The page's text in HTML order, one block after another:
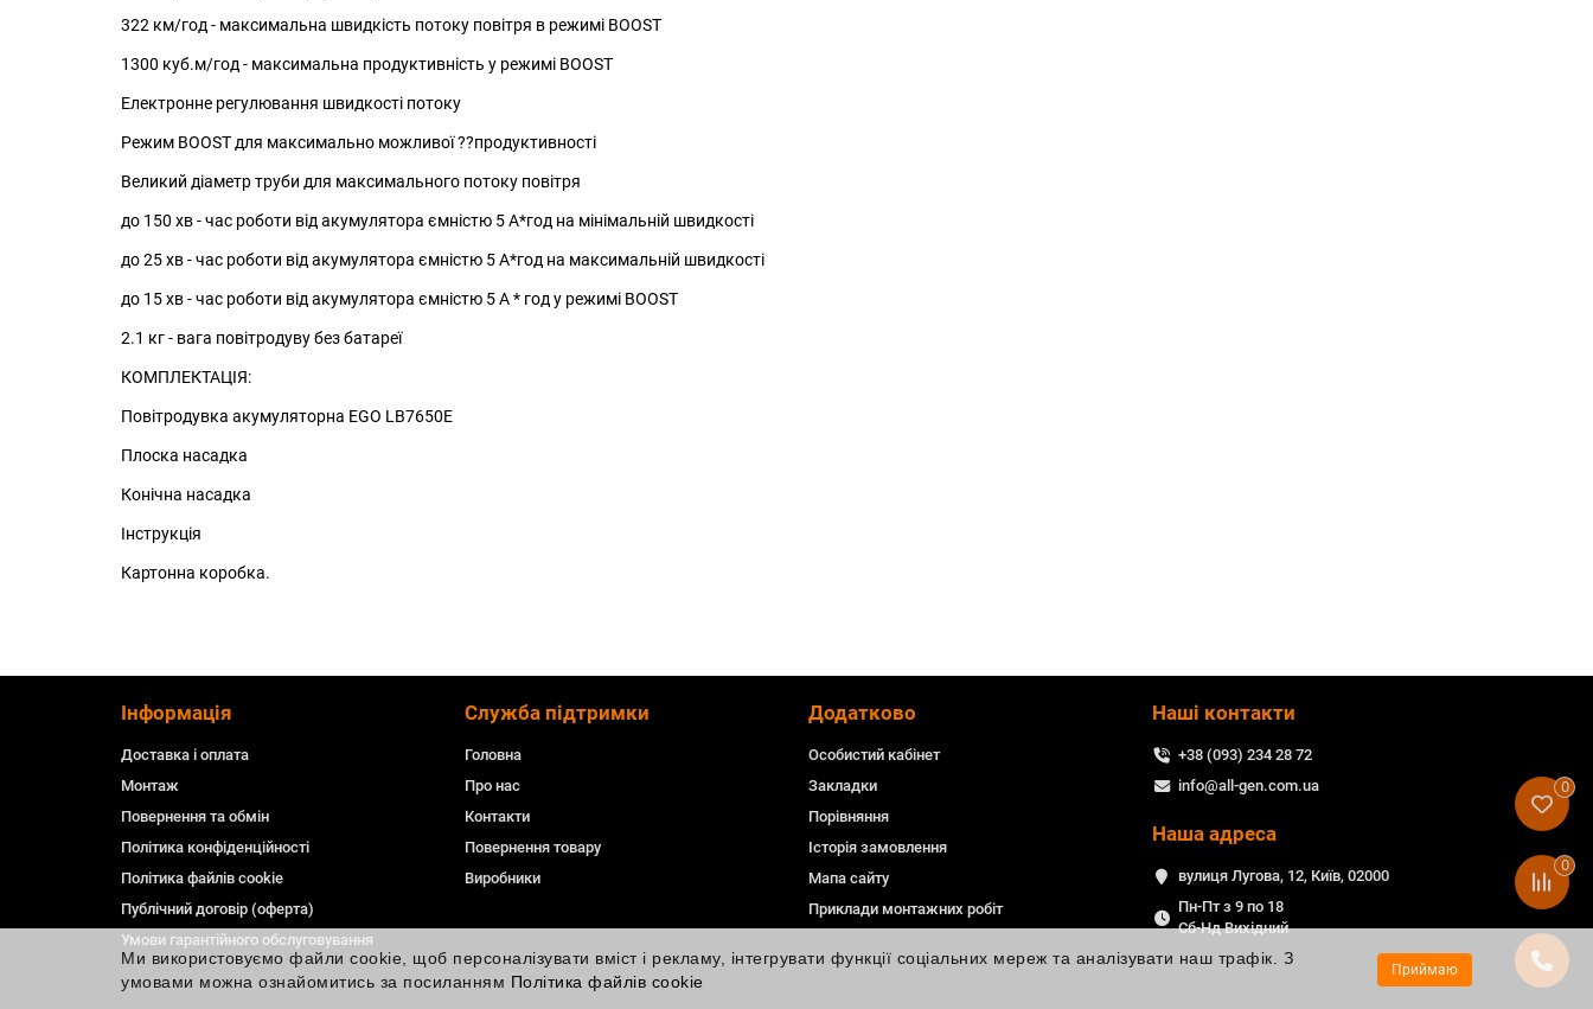
322 км/год - максимальна швидкість потоку повітря в режимі BOOST
1300 куб.м/год - максимальна продуктивність у режимі BOOST
Електронне регулювання швидкості потоку
Режим BOOST для максимально можливої ??продуктивності
Великий діаметр труби для максимального потоку повітря
до 150 хв - час роботи від акумулятора ємністю 5 А*год на мінімальній швидкості
до 25 хв - час роботи від акумулятора ємністю 5 А*год на максимальній швидкості
до 15 хв - час роботи від акумулятора ємністю 5 А * год у режимі BOOST
2.1 кг - вага повітродуву без батареї
КОМПЛЕКТАЦІЯ:
Повітродувка акумуляторна EGO LB7650E
Плоска насадка
Конічна насадка
Інструкція
Картонна коробка.
Ми використовуємо файли cookie, щоб персоналізувати вміст і рекламу, інтегрувати функції соціальних мереж та аналізувати наш трафік. З
умовами можна ознайомитись за посиланням Політика файлів cookie
Приймаю
Інформація
Доставка і оплата
Монтаж
Повернення та обмін
Політика конфіденційності
Політика файлів cookie
Публічний договір (оферта)
Умови гарантійного обслуговування
Служба підтримки
Головна
Про нас
Контакти
Повернення товару
Виробники
Додатково
Особистий кабінет
Закладки
Порівняння
Історія замовлення
Мапа сайту
Приклади монтажних робіт
Наші контакти
+38 (093) 234 28 72
info@all-gen.com.ua
Наша адреса
вулиця Лугова, 12, Київ, 02000
Пн-Пт з 9 по 18
Сб-Нд Вихідний
0
0